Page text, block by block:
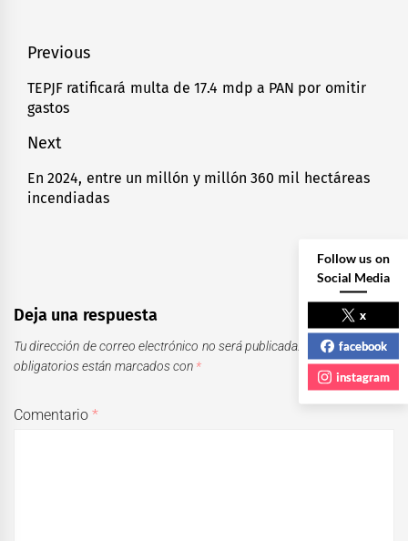
Navegación
de
entradas
Previous
Previous
post:
TEPJF ratificará multa de 17.4 mdp a PAN por omitir
gastos
Next
Next
post:
En 2024, entre un millón y millón 360 mil hectáreas
incendiadas
Deja una respuesta
Tu dirección de correo electrónico no será publicada.
Los campos
obligatorios están marcados con *
Comentario*
Follow us on
Social Media
x
facebook
instagram